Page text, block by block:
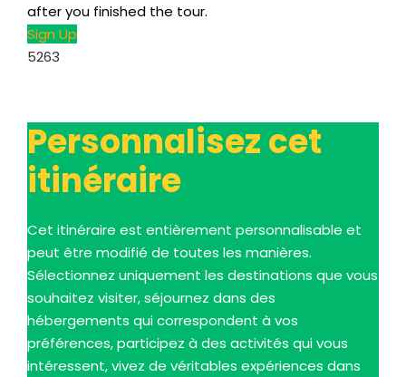
after you finished the tour.
Sign Up
5263
Personnalisez cet
itinéraire
Cet itinéraire est entièrement personnalisable et
peut être modifié de toutes les manières.
Sélectionnez uniquement les destinations que vous
souhaitez visiter, séjournez dans des
hébergements qui correspondent à vos
préférences, participez à des activités qui vous
intéressent, vivez de véritables expériences dans